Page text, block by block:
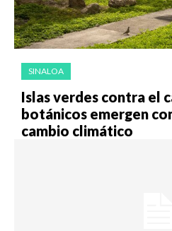
SINALOA
Islas verdes contra el
botánicos emergen
cambio climático